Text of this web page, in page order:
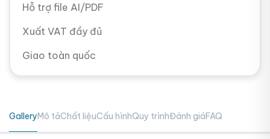
Hỗ trợ file AI/PDF
Xuất VAT đầy đủ
Giao toàn quốc
GalleryMô tảChất liệuCấu hìnhQuy trìnhĐánh giáFAQ